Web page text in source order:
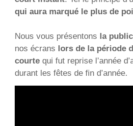
qui aura marqué le plus de
Nous vous présentons la
nos écrans lors de la période
courte qui fut reprise l’année
durant les fêtes de fin d’année.